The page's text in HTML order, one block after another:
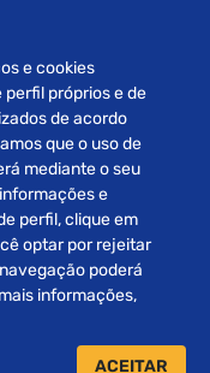
PESQUISAR
Desenvolvido por
e cookies
próprios e de
de acordo
que o uso de
mediante o seu
e
perfil, clique em
optar por rejeitar
poderá
informações,
ACEITAR